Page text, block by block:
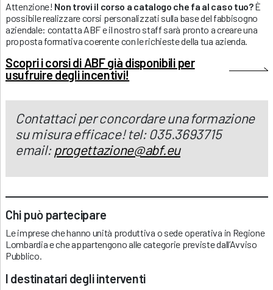
Attenzione! Non trovi il corso a catalogo che fa al caso tuo?È
possibile realizzare corsi personalizzati sulla base del fabbisogno
aziendale: contatta ABF e il nostro staff sarà pronto a creare una
proposta formativa coerente con le richieste della tua azienda.
Scopri i corsi di ABF già disponibili per
usufruire degli incentivi!
Contattaci per concordare una formazione
su misura efficace! tel: 035.3693715
email:progettazione@abf.eu
Chi può partecipare
Le imprese che hanno unità produttiva o sede operativa in Regione
Lombardia e che appartengono alle categorie previste dall’Avviso
Pubblico.
I destinatari degli interventi